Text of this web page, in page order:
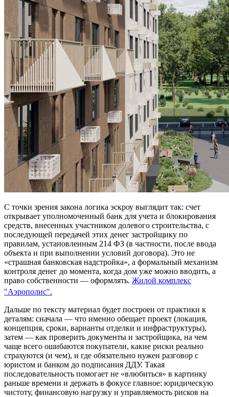
С точки зрения закона логика эскроу выглядит так: счет
открывает уполномоченный банк для учета и блокирования
средств, внесенных участником долевого строительства, с
последующей передачей этих денег застройщику по
правилам, установленным 214 ФЗ (в частности, после ввода
объекта и при выполнении условий договора). Это не
«страшная банковская надстройка», а формальный механизм
контроля денег до момента, когда дом уже можно вводить, а
право собственности — оформлять. Жилой комплекс
"Аэрополис".
Дальше по тексту материал будет построен от практики к
деталям: сначала — что именно обещает проект (локация,
концепция, сроки, варианты отделки и инфраструктуры),
затем — как проверить документы и застройщика, на чем
чаще всего ошибаются покупатели, какие риски реально
страхуются (и чем), и где обязательно нужен разговор с
юристом и банком до подписания ДДУ. Такая
последовательность помогает не «влюбиться» в картинку
раньше времени и держать в фокусе главное: юридическую
чистоту, финансовую нагрузку и управляемость рисков на